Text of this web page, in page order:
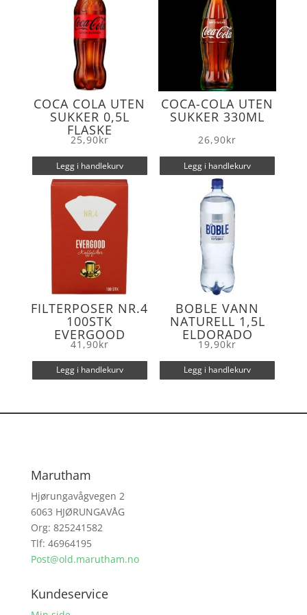
COCA COLA UTEN
SUKKER 0,5L
FLASKE
25,90kr
Legg i handlekurv
COCA-COLA UTEN
SUKKER 330ML
26,90kr
Legg i handlekurv
FILTERPOSER NR.4
100STK
EVERGOOD
41,90kr
Legg i handlekurv
BOBLE VANN
NATURELL 1,5L
ELDORADO
19,90kr
Legg i handlekurv
Marutham
Hjørungavågvegen 2
6063 HJØRUNGAVÅG
Org: 825241582
Tlf: 46964195
Post@old.marutham.no
Kundeservice